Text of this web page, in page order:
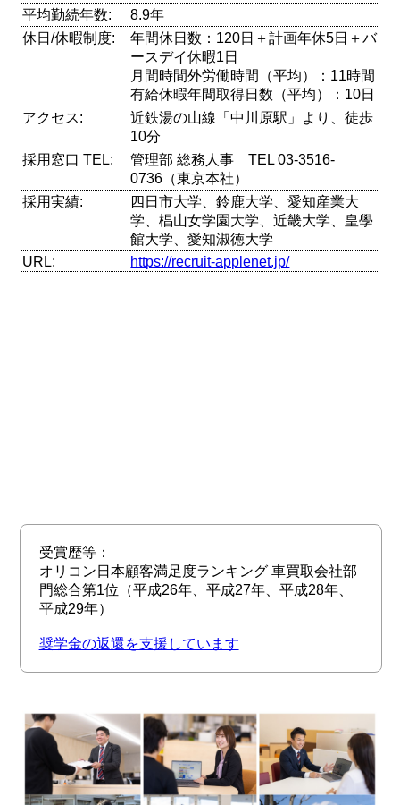
平均勤続年数:
8.9年
休日/休暇制度:
年間休日数：120日＋計画年休5日＋バ
ースデイ休暇1日
月間時間外労働時間（平均）：11時間
有給休暇年間取得日数（平均）：10日
アクセス:
近鉄湯の山線「中川原駅」より、徒歩
10分
採用窓口 TEL:
管理部 総務人事 TEL 03-3516-
0736（東京本社）
採用実績:
四日市大学、鈴鹿大学、愛知産業大
学、椙山女学園大学、近畿大学、皇學
館大学、愛知淑徳大学
URL:
https://recruit-applenet.jp/
受賞歴等：
オリコン日本顧客満足度ランキング 車買取会社部
門総合第1位（平成26年、平成27年、平成28年、
平成29年）
奨学金の返還を支援しています